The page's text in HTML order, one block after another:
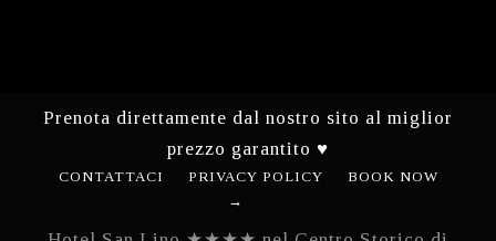
Prenota direttamente dal nostro sito al miglior
prezzo garantito ♥
CONTATTACI PRIVACY POLICY
BOOK NOW
→